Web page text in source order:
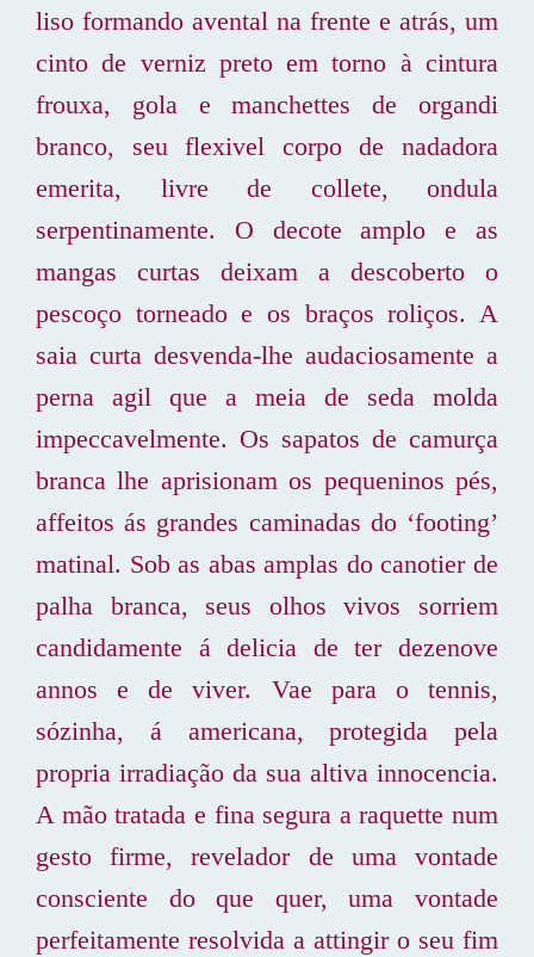
liso formando avental na frente e atrás, um
cinto de verniz preto em torno à cintura
frouxa, gola e manchettes de organdi
branco, seu flexivel corpo de nadadora
emerita, livre de collete, ondula
serpentinamente. O decote amplo e as
mangas curtas deixam a descoberto o
pescoço torneado e os braços roliços. A
saia curta desvenda-lhe audaciosamente a
perna agil que a meia de seda molda
impeccavelmente. Os sapatos de camurça
branca lhe aprisionam os pequeninos pés,
affeitos ás grandes caminadas do ‘footing’
matinal. Sob as abas amplas do canotier de
palha branca, seus olhos vivos sorriem
candidamente á delicia de ter dezenove
annos e de viver. Vae para o tennis,
sózinha, á americana, protegida pela
propria irradiação da sua altiva innocencia.
A mão tratada e fina segura a raquette num
gesto firme, revelador de uma vontade
consciente do que quer, uma vontade
perfeitamente resolvida a attingir o seu fim